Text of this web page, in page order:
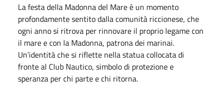
La festa della Madonna del Mare è un momento
profondamente sentito dalla comunità riccionese, che
ogni anno si ritrova per rinnovare il proprio legame con
il mare e con la Madonna, patrona dei marinai.
Un’identità che si riflette nella statua collocata di
fronte al Club Nautico, simbolo di protezione e
speranza per chi parte e chi ritorna.